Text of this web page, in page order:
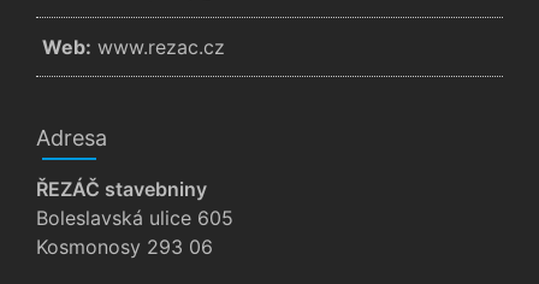
Web: www.rezac.cz
Adresa
ŘEZÁČ stavebniny
Boleslavská ulice 605
Kosmonosy 293 06